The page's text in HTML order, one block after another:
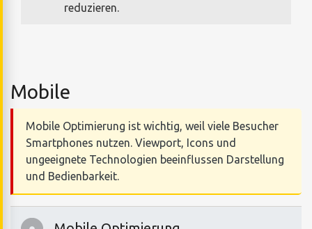
reduzieren.
Mobile
Mobile Optimierung ist wichtig, weil viele Besucher
Smartphones nutzen. Viewport, Icons und
ungeeignete Technologien beeinflussen Darstellung
und Bedienbarkeit.